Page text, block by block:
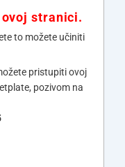
stranici.
to možete učiniti
pristupiti ovoj
pozivom na